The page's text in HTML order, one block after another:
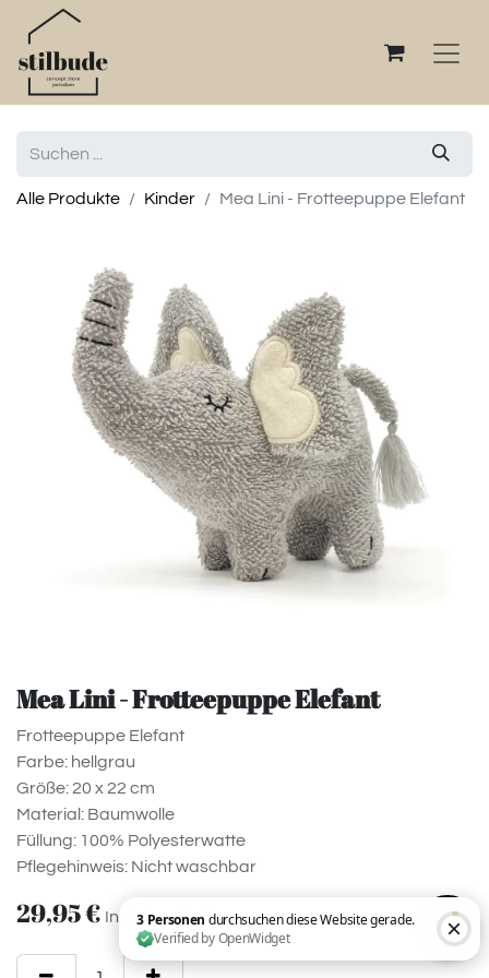
Alle Produkte Kinder Mea Lini - Frotteepuppe Elefant
Mea Lini - Frotteepuppe Elefant
Frotteepuppe Elefant
Farbe: hellgrau
Größe: 20 x 22 cm
Material: Baumwolle
Füllung: 100% Polyesterwatte
Pflegehinweis: Nicht waschbar
29,95€ Inklusive MwSt.